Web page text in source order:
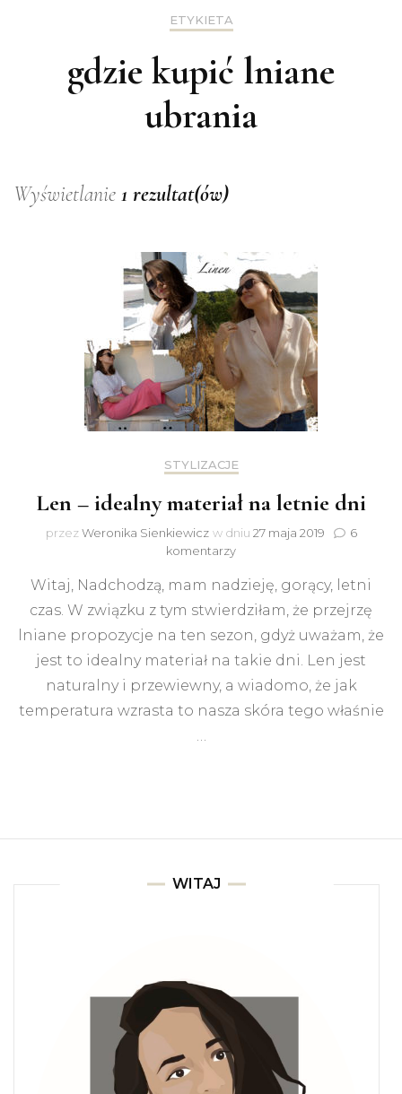
ETYKIETA
gdzie kupić lniane
ubrania
Wyświetlanie 1 rezultat(ów)
STYLIZACJE
Len – idealny materiał na letnie dni
przezWeronika Sienkiewicz w dniu 27 maja 2019
6
komentarzydo
–
idealny
na
letnie
Witaj, Nadchodzą, mam nadzieję, gorący, letni
czas. W związku z tym stwierdziłam, że przejrzę
lniane propozycje na ten sezon, gdyż uważam, że
jest to idealny materiał na takie dni. Len jest
naturalny i przewiewny, a wiadomo, że jak
temperatura wzrasta to nasza skóra tego właśnie
…
WITAJ